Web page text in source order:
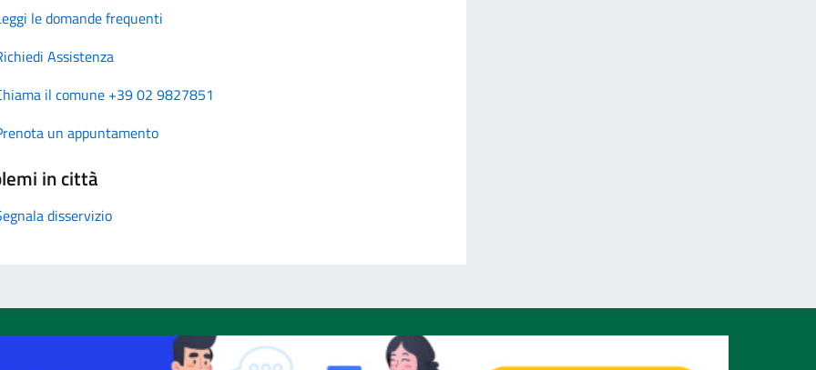
le domande frequenti
Assistenza
il comune +39 02 9827851
un appuntamento
in città
disservizio